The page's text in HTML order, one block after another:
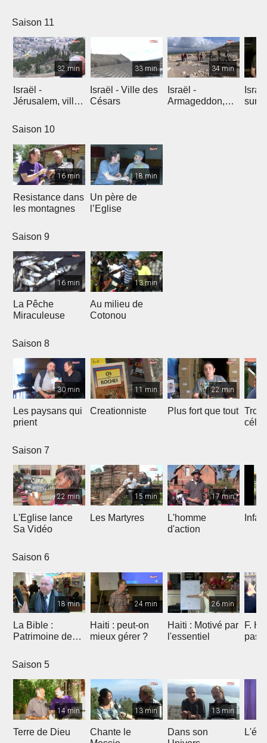
Saison 11
32 min
Israël -
Jérusalem, ville
33 min
Israël - Ville des
Césars
34 min
Israël -
Armageddon,
sur
Saison 10
16 min
Resistance dans
les montagnes
18 min
Un père de
l’Eglise
Saison 9
16 min
La Pêche
Miraculeuse
13 min
Au milieu de
Cotonou
Saison 8
30 min
Les paysans qui
prient
11 min
Creationniste
22 min
Plus fort que tout
Saison 7
22 min
L'Eglise lance
Sa Vidéo
15 min
Les Martyres
17 min
L'homme
d'action
Saison 6
18 min
La Bible :
Patrimoine de
Marseille
24 min
Haiti : peut-on
mieux gérer ?
26 min
Haiti : Motivé par
l'essentiel
F.
pas
Saison 5
14 min
Terre de Dieu
13 min
Chante le
13 min
Dans son